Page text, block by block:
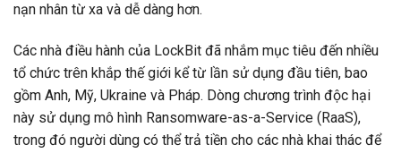
nạn nhân từ xa và dễ dàng hơn.
Các nhà điều hành của LockBit đã nhắm mục tiêu đến nhiều
tổ chức trên khắp thế giới kể từ lần sử dụng đầu tiên, bao
gồm Anh, Mỹ, Ukraine và Pháp. Dòng chương trình độc hại
này sử dụng mô hình Ransomware-as-a-Service (RaaS),
trong đó người dùng có thể trả tiền cho các nhà khai thác để